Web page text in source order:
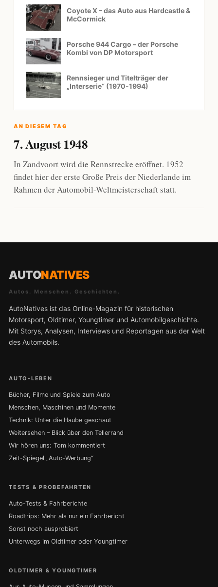
Coyote X – das Auto aus Hardcastle &
McCormick
Porsche 944 Cargo – der Porsche
Kombi von DP Motorsport
Rennsieger und Titelträger der
„Interserie“ (1970-1994)
AN DIESEM TAG
7. August 1948
In Zandvoort wird die Rennstrecke eröffnet. 1952
findet hier der erste Große Preis der Niederlande im
Rahmen der Automobil-Weltmeisterschaft statt.
AUTONATIVES
Autos. Menschen. Geschichten.
AutoNatives ist das Online-Magazin für historischen
Motorsport, Oldtimer, Youngtimer und Automobilgeschichte.
Mit Storys, Analysen, Interviews und Reportagen aus der Welt
des Automobils.
AUTO-LEBEN
Bücher, Filme und Spiele zum Auto
Menschen, Maschinen und Momente
Technik: Unter die Haube geschaut
Weitersehen – Blick über den Tellerrand
Wir hören uns: Tom kommentiert
Zeit-Spiegel „Auto-Werbung“
TESTS & PROBEFAHRTEN
Auto-Tests & Fahrberichte
Roadtrips: Mehr als nur ein Fahrbericht
Sonst noch ausprobiert
Unterwegs im Oldtimer oder Youngtimer
OLDTIMER & YOUNGTIMER